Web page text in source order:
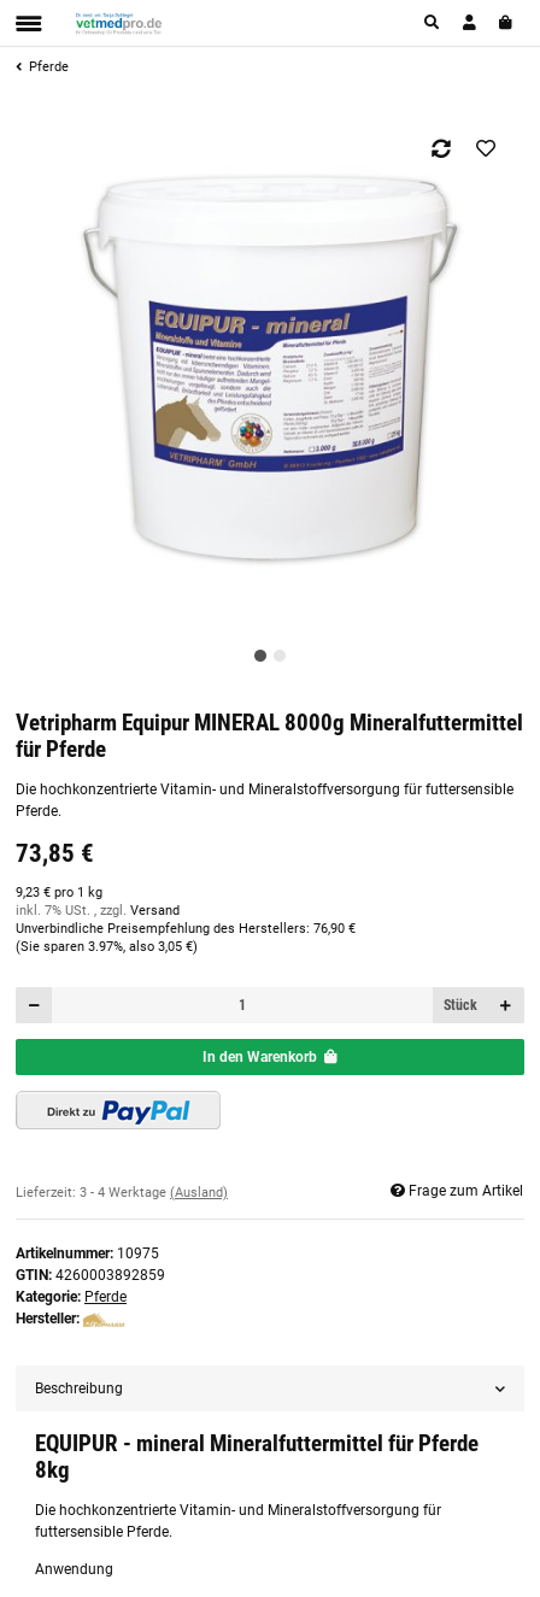
Pferde
Vetripharm Equipur MINERAL 8000g Mineralfuttermittel
für Pferde
Die hochkonzentrierte Vitamin- und Mineralstoffversorgung für futtersensible
Pferde.
73,85 €
9,23 € pro 1 kg
inkl. 7% USt. , zzgl. Versand
Unverbindliche Preisempfehlung des Herstellers: 76,90 €
(Sie sparen 3.97%, also 3,05 €)
Stück
In den Warenkorb
Lieferzeit: 3 - 4 Werktage (Ausland) Frage zum Artikel
Artikelnummer: 10975
GTIN: 4260003892859
Kategorie: Pferde
Hersteller:
Beschreibung
EQUIPUR - mineral Mineralfuttermittel für Pferde
8kg
Die hochkonzentrierte Vitamin- und Mineralstoffversorgung für
futtersensible Pferde.
Anwendung